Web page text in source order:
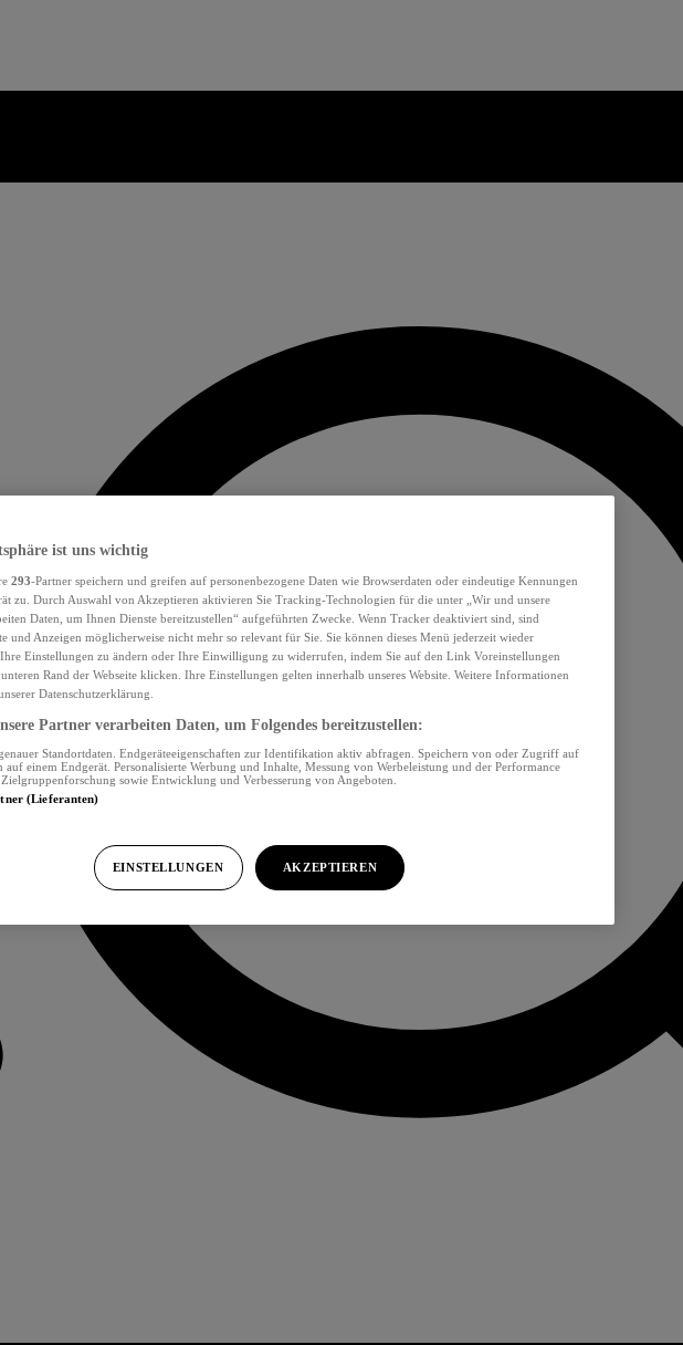
ist uns wichtig
293-Partner speichern und greifen auf personenbezogene Daten wie Browserdaten oder eindeutige Kennungen
zu. Durch Auswahl von Akzeptieren aktivieren Sie Tracking-Technologien für die unter „Wir und unsere
Daten, um Ihnen Dienste bereitzustellen“ aufgeführten Zwecke. Wenn Tracker deaktiviert sind, sind
und Anzeigen möglicherweise nicht mehr so relevant für Sie. Sie können dieses Menü jederzeit wieder
Einstellungen zu ändern oder Ihre Einwilligung zu widerrufen, indem Sie auf den Link Voreinstellungen
Rand der Webseite klicken. Ihre Einstellungen gelten innerhalb unseres Website. Weitere Informationen
Datenschutzerklärung.
Partner verarbeiten Daten, um Folgendes bereitzustellen:
Standortdaten. Endgeräteeigenschaften zur Identifikation aktiv abfragen. Speichern von oder Zugriff auf
einem Endgerät. Personalisierte Werbung und Inhalte, Messung von Werbeleistung und der Performance
sowie Entwicklung und Verbesserung von Angeboten.
(Lieferanten)
EINSTELLUNGEN AKZEPTIEREN